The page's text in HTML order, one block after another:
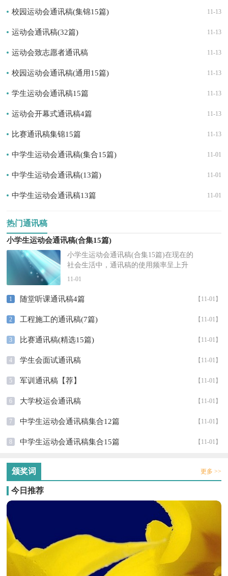
11-13
校园运动会通讯稿(集锦15篇)
11-13
运动会通讯稿(32篇)
11-13
运动会致志愿者通讯稿
11-13
校园运动会通讯稿(通用15篇)
11-13
学生运动会通讯稿15篇
11-13
运动会开幕式通讯稿4篇
11-13
比赛通讯稿集锦15篇
11-01
中学生运动会通讯稿(集合15篇)
11-01
中学生运动会通讯稿(13篇)
11-01
中学生运动会通讯稿13篇
热门通讯稿
小学生运动会通讯稿(合集15篇)
小学生运动会通讯稿(合集15篇)在现在的
社会生活中，通讯稿的使用频率呈上升
趋势，通讯稿常是拿来在广播站读或发
11-01
1 【11-01】
随堂听课通讯稿4篇
2 【11-01】
工程施工的通讯稿(7篇)
3 【11-01】
比赛通讯稿(精选15篇)
4 【11-01】
学生会面试通讯稿
5 【11-01】
军训通讯稿【荐】
6 【11-01】
大学校运会通讯稿
7 【11-01】
中学生运动会通讯稿集合12篇
8 【11-01】
中学生运动会通讯稿集合15篇
颁奖词 更多 >>
今日推荐